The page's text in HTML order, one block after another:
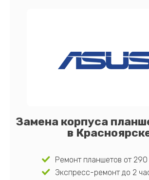
Замена корпуса
в
Ремонт планшетов от 290
Экспресс-ремонт до 2